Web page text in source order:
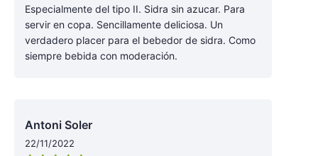
Especialmente del tipo II. Sidra sin azucar. Para
servir en copa. Sencillamente deliciosa. Un
verdadero placer para el bebedor de sidra. Como
siempre bebida con moderación.
Antoni Soler
22/11/2022